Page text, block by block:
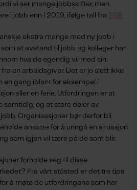
vi ser mange jobbskifter, men
i jobb enn i 2019, ifølge tall fra SSB.
ekstra mange med ny jobb i
at avstand til jobb og kolleger har
hva de egentlig vil med sin
en arbeidsgiver. Det er jo slett ikke
en gang iblant for eksempel i
eller en ferie. Utfordringen er at
samtidig, og at store deler av
Organisasjoner bør derfor bli
ansatte for å unngå en situasjon
som igjen vil tære på de som blir.
forholde seg til disse
Fra vårt ståsted er det tre tips
å møte de utfordringene som har